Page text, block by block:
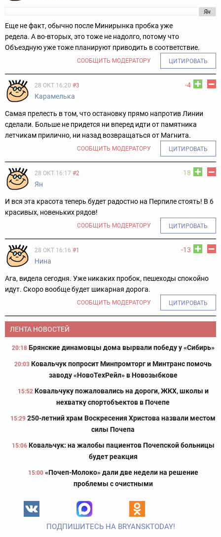
Ян
Еще не факт, обычно после Минирынка пробка уже
редела. А во-вторых, это тоже не надолго, потому что
Объездную уже тоже планируют приводить в соответствие.
СООБЩИТЬ МОДЕРАТОРУ ЦИТИРОВАТЬ
-4
28 ОКТ 16:20 #3
Карамелька
Самая прелесть в том, что остановку прямо напротив Линии
сделали. Больше не придется ни вперед идти от памятника
летчикам прилично, ни назад возвращаться от Магнита.
СООБЩИТЬ МОДЕРАТОРУ ЦИТИРОВАТЬ
18
28 ОКТ 16:17 #2
Ян
И вся эта красота теперь будет радостно на Перпиле стоять! В 6
красивых, новеньких рядов!
СООБЩИТЬ МОДЕРАТОРУ ЦИТИРОВАТЬ
-13
28 ОКТ 16:16 #1
Нина
Ага, видела сегодня. Уже никаких пробок, пешеходы спокойно
идут. Скоро вообще будет шикарная дорога.
СООБЩИТЬ МОДЕРАТОРУ ЦИТИРОВАТЬ
ЛЕНТА НОВОСТЕЙ
20:18 Брянские динамовцы дома вырвали победу у «Сибирь»
20:03 Ковальчук попросит Минпромторг и Минтранс помочь
заводу «НовоТехРейл» в Новозыбкове
15:52 Ковальчуку пожаловались на дороги, ЖКХ, школы и
нехватку спортобъектов в Почепе
15:29 250-летний храм Воскресения Христова назвали местом
силы Почепа
15:06 Ковальчук: на жалобы пациентов Почепской больницы
будет реакция
15:00 «Почеп-Молоко» дали две недели на решение
проблемы с очистными
ПОДПИШИТЕСЬ НА BRYANSKTODAY!